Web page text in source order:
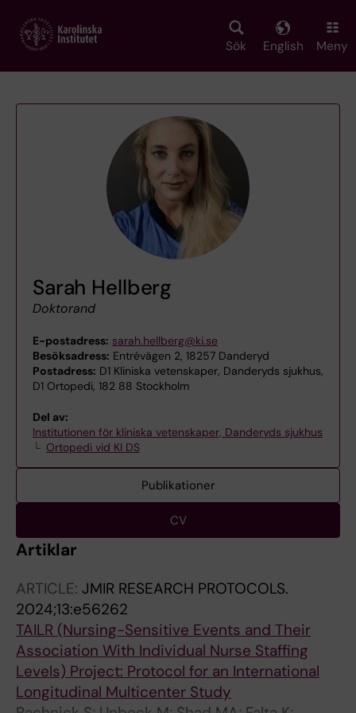
main
Sök English Meny
Sarah Hellberg
Doktorand
E-postadress: sarah.hellberg@ki.se
Besöksadress: Entrévägen 2, 18257 Danderyd
Postadress: D1 Kliniska vetenskaper, Danderyds sjukhus,
D1 Ortopedi, 182 88 Stockholm
Del av:
Institutionen för kliniska vetenskaper, Danderyds sjukhus
Ortopedi vid KI DS
Publikationer
CV
Artiklar
ARTICLE: JMIR RESEARCH PROTOCOLS.
2024;13:e56262
TAILR (Nursing-Sensitive Events and Their
Association With Individual Nurse Staffing
Levels) Project: Protocol for an International
Longitudinal Multicenter Study